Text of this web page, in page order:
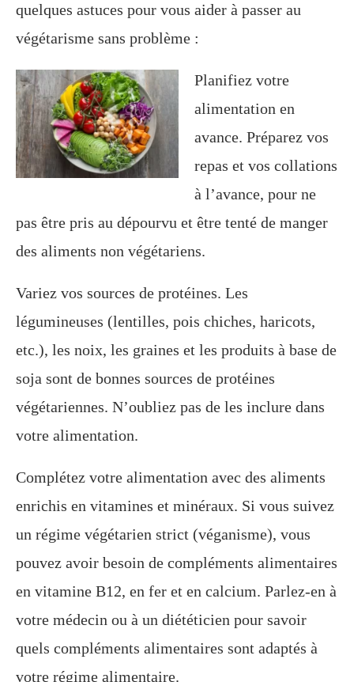
quelques astuces pour vous aider à passer au
végétarisme sans problème :
Planifiez votre
alimentation en
avance. Préparez vos
repas et vos collations
à l’avance, pour ne
pas être pris au dépourvu et être tenté de manger
des aliments non végétariens.
Variez vos sources de protéines. Les
légumineuses (lentilles, pois chiches, haricots,
etc.), les noix, les graines et les produits à base de
soja sont de bonnes sources de protéines
végétariennes. N’oubliez pas de les inclure dans
votre alimentation.
Complétez votre alimentation avec des aliments
enrichis en vitamines et minéraux. Si vous suivez
un régime végétarien strict (véganisme), vous
pouvez avoir besoin de compléments alimentaires
en vitamine B12, en fer et en calcium. Parlez-en à
votre médecin ou à un diététicien pour savoir
quels compléments alimentaires sont adaptés à
votre régime alimentaire.